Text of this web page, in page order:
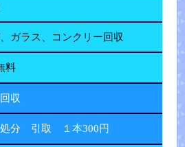
ガラス、コンクリー回収
料
収
処分 引取 １本300円